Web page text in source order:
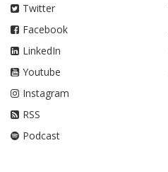
Twitter
Facebook
LinkedIn
Youtube
Instagram
RSS
Podcast